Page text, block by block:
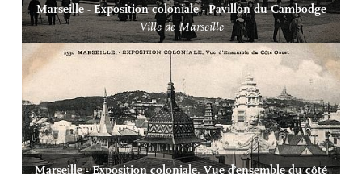
Marseille - Exposition coloniale - Pavillon du Cambodge
Ville de Marseille
Marseille - Exposition coloniale. Vue d’ensemble du côté